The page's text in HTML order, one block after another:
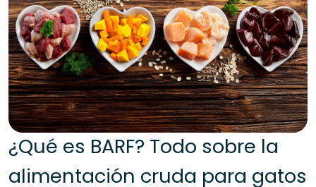
¿Qué es BARF? Todo sobre la
alimentación cruda para gatos